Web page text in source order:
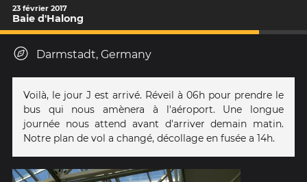
23 février 2017
Baie d'Halong
Darmstadt, Germany
Voilà, le jour J est arrivé. Réveil à 06h pour prendre le
bus qui nous amènera à l'aéroport. Une longue
journée nous attend avant d'arriver demain matin.
Notre plan de vol a changé, décollage en fusée a 14h.